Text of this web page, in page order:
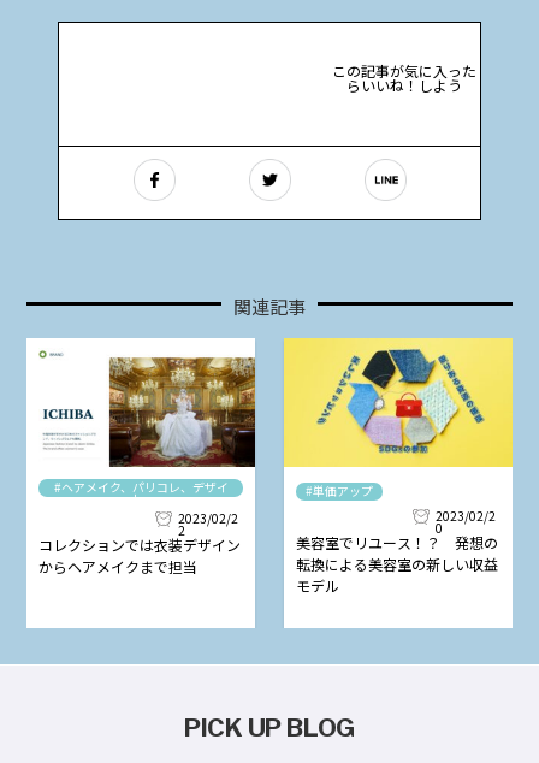
この記事が気に入った
らいいね！しよう
関連記事
#ヘアメイク、パリコレ、デザイ
ナー
2023/02/2
2
コレクションでは衣装デザイン
からヘアメイクまで担当
#単価アップ
2023/02/2
0
美容室でリユース！？ 発想の
転換による美容室の新しい収益
モデル
PICK UP BLOG